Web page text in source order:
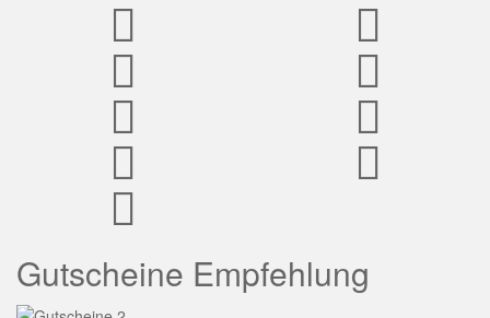
Gutscheine Empfehlung